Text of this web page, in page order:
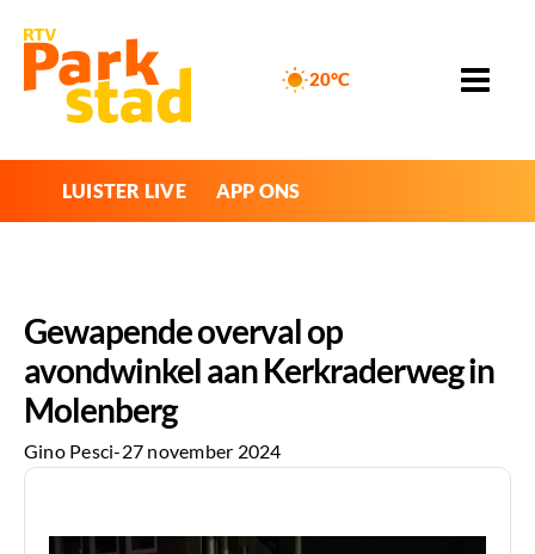
20°C
LUISTER LIVE APP ONS
Gewapende overval op
avondwinkel aan Kerkraderweg in
Molenberg
Gino Pesci-27 november 2024